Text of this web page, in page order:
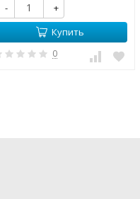
-
+
Купить
0